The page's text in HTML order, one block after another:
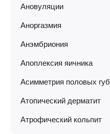
Ановуляции
Аноргазмия
Анэмбриония
Апоплексия яичника
Асимметрия половых губ
Атопический дерматит
Атрофический кольпит